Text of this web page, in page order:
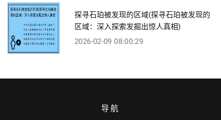
探寻石珀被发现的区域(探寻石珀被发现的
区域：深入探索发掘出惊人真相)
2026-02-09 08:00:29
导航